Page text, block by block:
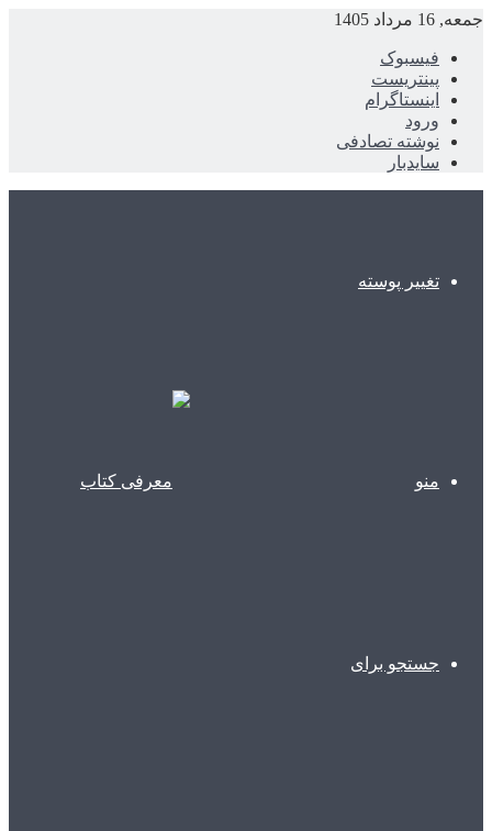
جمعه, 16 مرداد 1405
فیسبوک
پینتریست
اینستاگرام
ورود
نوشته تصادفی
سایدبار
تغییر پوسته
منو
جستجو برای